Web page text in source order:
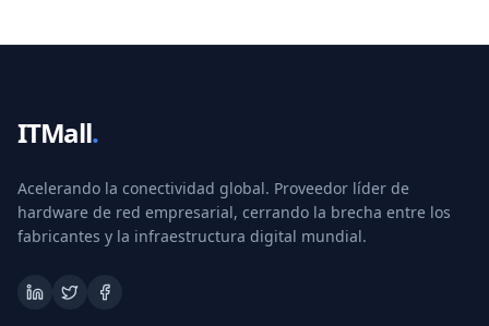
ITMall.
Acelerando la conectividad global. Proveedor líder de
hardware de red empresarial, cerrando la brecha entre los
fabricantes y la infraestructura digital mundial.